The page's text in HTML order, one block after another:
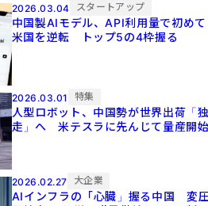
2026.03.04 スタートアップ
中国製AIモデル、API利用量で初めて
米国を逆転 トップ5の4枠握る
2026.03.01 特集
人型ロボット、中国勢が世界出荷「
走」へ 米テスラに先んじて量産開
2026.02.27 大企業
AIインフラの「心臓」握る中国 変